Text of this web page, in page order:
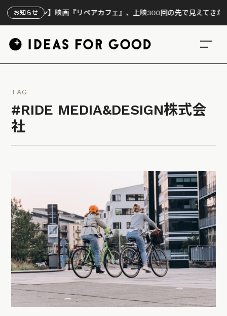
お知らせ
ープン】映画『リペアカフェ』、上映300回の先で見えてきたこと
TAG
#RIDE MEDIA&DESIGN株式会
社